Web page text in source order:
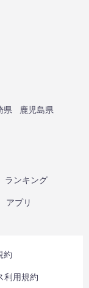
県
鹿児島県
ランキング
アプリ
約
利用規約